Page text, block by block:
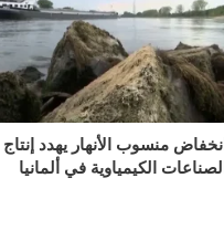
انخفاض منسوب الأنهار يهدد إنتاج
الصناعات الكيمياوية في ألمانيا